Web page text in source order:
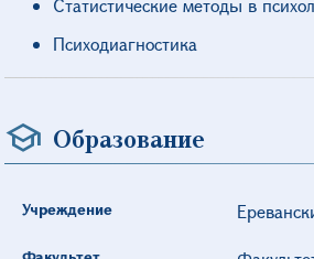
Статистические методы в
Психодиагностика
Образование
Учреждение